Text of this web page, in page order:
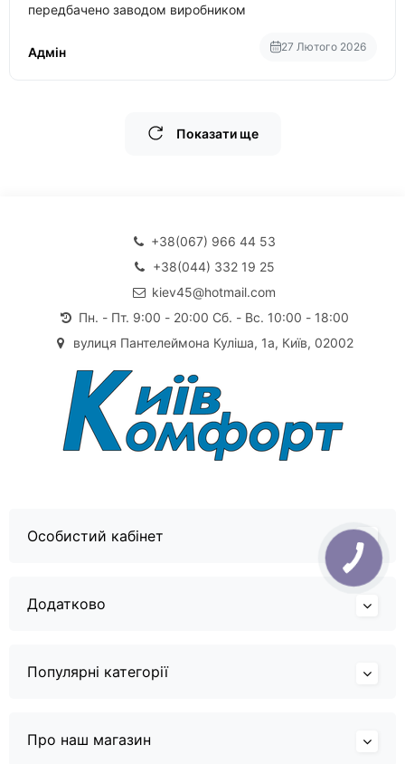
передбачено заводом виробником
Адмін 27 Лютого 2026
Показати ще
+38(067) 966 44 53
+38(044) 332 19 25
kiev45@hotmail.com
Пн. - Пт. 9:00 - 20:00 Сб. - Вс. 10:00 - 18:00
вулиця Пантелеймона Куліша, 1а, Київ, 02002
Особистий кабінет
Додатково
Популярні категорії
Про наш магазин